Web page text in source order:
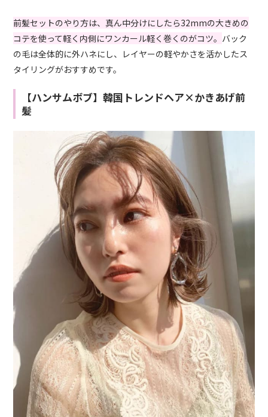
前髪セットのやり方は、真ん中分けにしたら32mmの大きめの
コテを使って軽く内側にワンカール軽く巻くのがコツ。 バック
の毛は全体的に外ハネにし、レイヤーの軽やかさを活かしたス
タイリングがおすすめです。
【ハンサムボブ】韓国トレンドヘア×かきあげ前
髪